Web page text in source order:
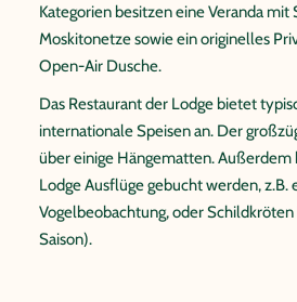
Kategorien besitzen eine Veranda
Moskitonetze sowie ein originelles
Open-Air Dusche.
Das Restaurant der Lodge bietet
internationale Speisen an. Der
über einige Hängematten. Außerdem
Lodge Ausflüge gebucht werden, z.B.
Vogelbeobachtung, oder
Saison).